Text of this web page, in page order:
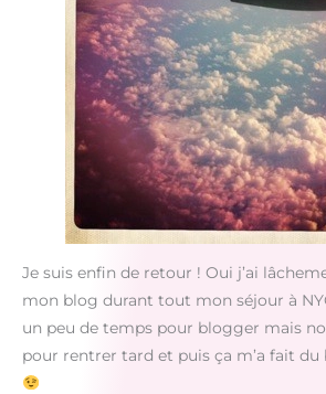
Je suis enfin de retour ! Oui j’ai
mon blog durant tout mon séjour à
un peu de temps pour blogger mais
pour rentrer tard et puis ça m’a fait